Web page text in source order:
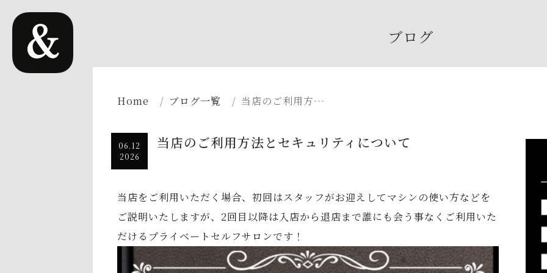
ブログ
Home ブログ一覧 当店のご利用方…
06.12
2026
当店のご利用方法とセキュリティについて
当店をご利用いただく場合、初回はスタッフがお迎えしてマシンの使い方などを
ご説明いたしますが、2回目以降は入店から退店まで誰にも会う事なくご利用いた
だけるプライベートセルフサロンです！